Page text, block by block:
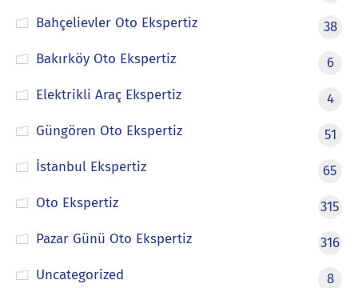
Bahçelievler Oto Ekspertiz
38
Bakırköy Oto Ekspertiz
6
Elektrikli Araç Ekspertiz
4
Güngören Oto Ekspertiz
51
İstanbul Ekspertiz
65
Oto Ekspertiz
315
Pazar Günü Oto Ekspertiz
316
Uncategorized
8